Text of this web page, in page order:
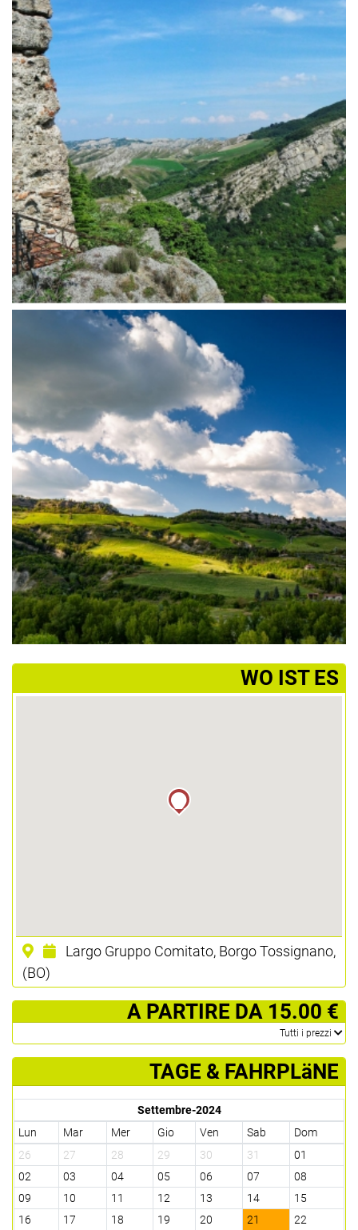
­WO IST ES
Largo Gruppo Comitato, Borgo Tossignano,
(BO)
­ A PARTIRE DA 15.00 €
­Tutti i prezzi
TAGE & FAHRPLäNE
Settembre-2024
Lun
Mar Mer Gio Ven Sab
Dom
26
27 28 29 30 31
01
02
03 04 05 06 07
08
09
10 11 12 13 14
15
16
17 18 19 20 21 22